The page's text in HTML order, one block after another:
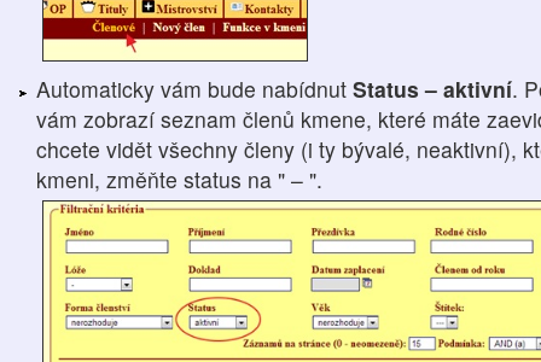
Automaticky vám bude nabídnut Status – aktivní.
vám zobrazí seznam členů kmene, které máte
chcete vidět všechny členy (i ty bývalé, neaktivní),
kmeni, změňte status na " – ".